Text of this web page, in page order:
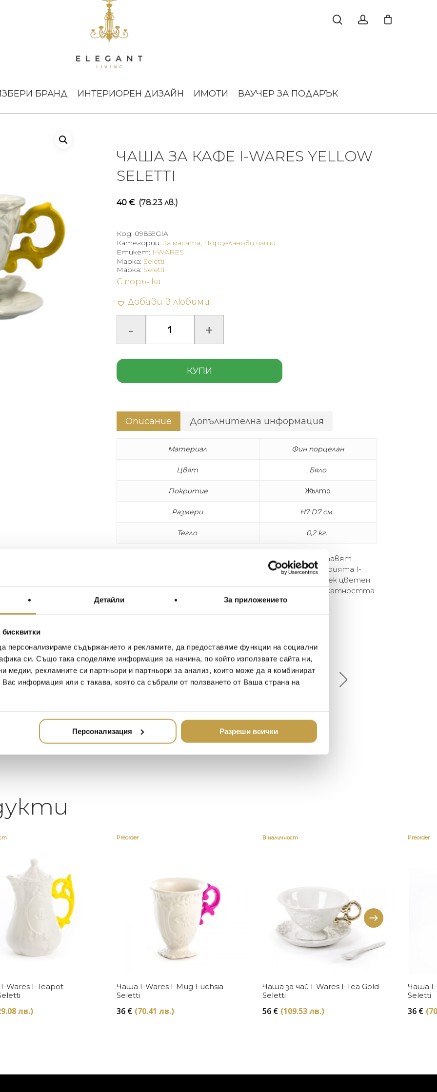
Детайли За приложението
персонализираме съдържанието и рекламите, да предоставяме функции на социални
си. Също така споделяме информация за начина, по който използвате сайта ни,
медии, рекламните си партньори и партньори за анализ, които може да я комбинират
Вас информация или с такава, която са събрали от ползването от Ваша страна на
Персонализация Разреши всички
БРАНД ИНТЕРИОРЕН ДИЗАЙН ИМОТИ ВАУЧЕР ЗА ПОДАРЪК
ЧАША ЗА КАФЕ I-WARES YELLOW
SELETTI
40 € (78.23 лв.)
Код: 09859GIA
Категории:За масата, Порцеланови чаши
Етикет: I-WARES
Марка: Seletti
С поръчка
Добави в любими
КУПИ
Марка: Seletti
Описание Допълнителна информация
Материал Фин порцелан
Цвят Бяло
Покритие Жълто
Размери H7 D7 см.
Тегло 0,2 кг.
Когато дизайнът вълнува! Seletti успяват да представят
красотата на Бароковата ера върху чашите от серията I-
Wares, само с изчистен и минималистичен дизайн с лек цветен
акцент. Тежестта на тази епоха се сблъсква с деликатността
на дизайна.
Иван Иванов
2020-05-20
Един магазин за красив и
направи жилището ви
неповторимо
Ивелина Линковска
2018-08-10
Най-доброто място в града
Хареса ми
Купи
Wares I-Teapot
лв.)
Preorder
Купи
Чаша I-Wares I-Mug Fuchsia
Seletti
36 € (70.41 лв.)
В наличност
Купи
Чаша за чай I-Wares I-Tea Gold
Seletti
56 € (109.53 лв.)
Preorder
Чаша I-
Seletti
36 €